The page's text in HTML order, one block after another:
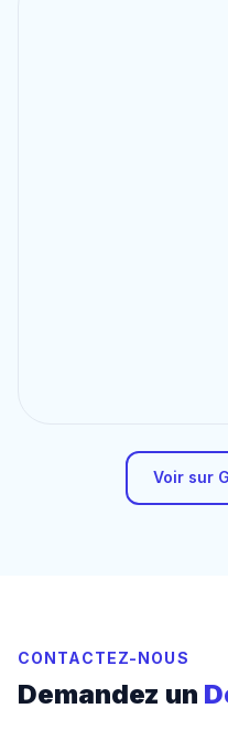
Voir sur
CONTACTEZ-NOUS
Demandez un